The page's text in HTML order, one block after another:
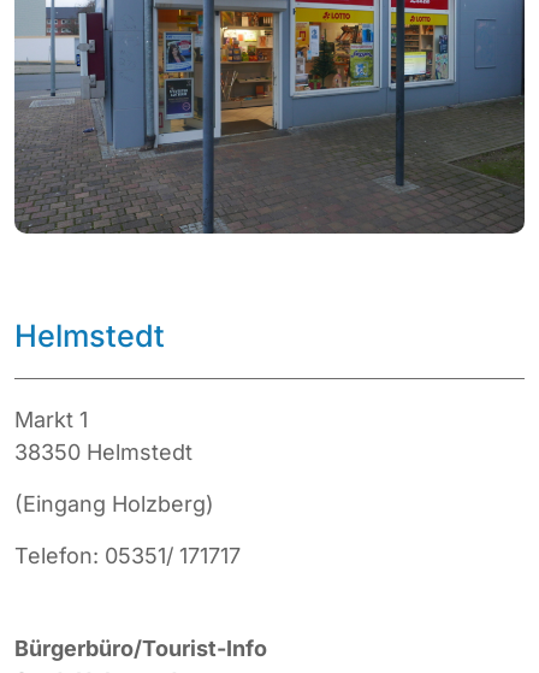
Helmstedt
Markt 1
38350 Helmstedt
(Eingang Holzberg)
Telefon: 05351/ 171717
Bürgerbüro/Tourist-Info